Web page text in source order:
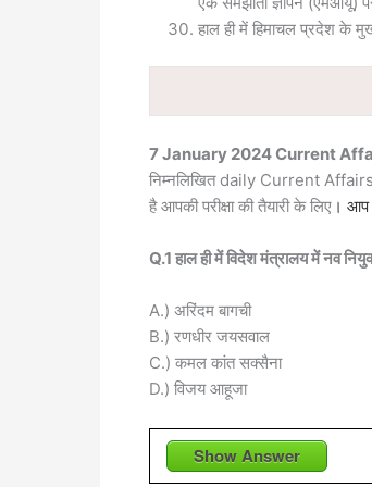
हाल ही में हिमाचल प्रदेश के
7 January 2024Current
निम्नलिखित daily Current
है आपकी परीक्षा की तैयारी के लिए । आप
Q.1 हाल ही में विदेश मंत्रालय में नव
A.) अरिंदम बागची
B.) रणधीर जयसवाल
C.) कमल कांत सक्सैना
D.) विजय आहूजा
Show Answer